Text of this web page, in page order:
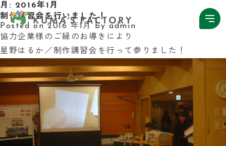
月: 2016年1月
制作講習会を行いました！
Posted on 2016 年1月byadmin
協力企業様のご縁のお導きにより
星野はるか／制作講習会を行って参りました！